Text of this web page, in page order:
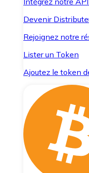
Devenir
Rejoignez notre
Lister un Token
Ajoutez le token